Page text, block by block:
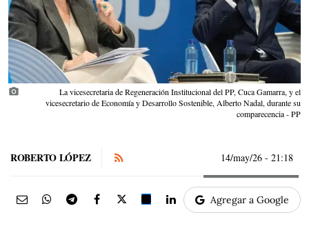
photo_camera
La vicesecretaria de Regeneración Institucional del PP, Cuca Gamarra, y el
vicesecretario de Economía y Desarrollo Sostenible, Alberto Nadal, durante su
comparecencia - PP
ROBERTO LÓPEZ 14/may/26 - 21:18
Agregar a Google